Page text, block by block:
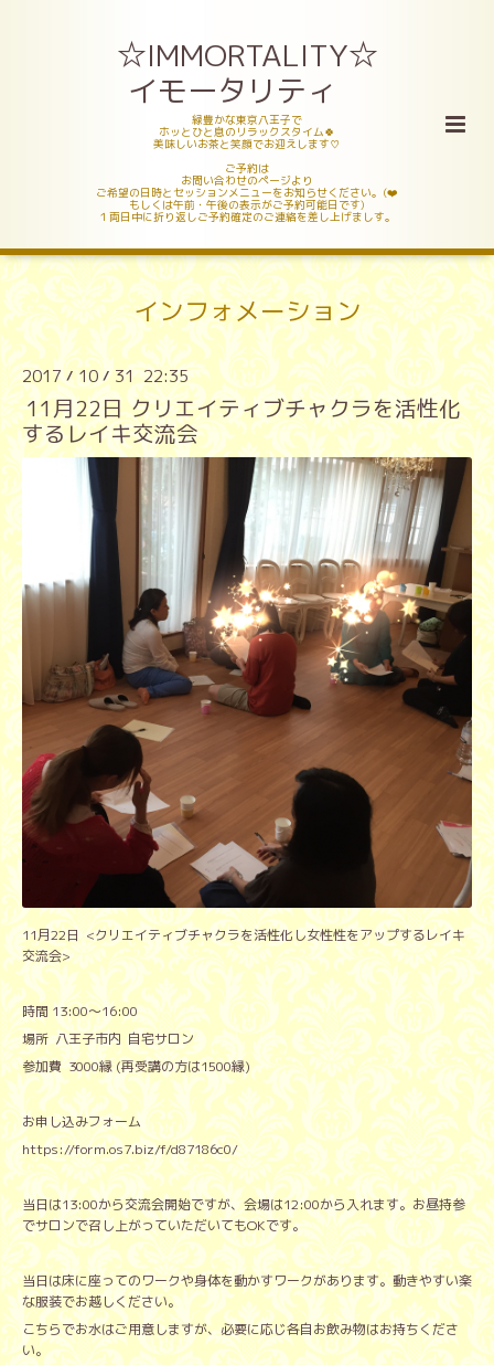
☆IMMORTALITY☆
イモータリティ
緑豊かな東京八王子で
ホッとひと息のリラックスタイム🍀
美味しいお茶と笑顔でお迎えします♡
ご予約は
お問い合わせのページより
ご希望の日時とセッションメニューをお知らせください。(❤️
もしくは午前・午後の表示がご予約可能日です)
１両日中に折り返しご予約確定のご連絡を差し上げましす。
インフォメーション
2017 /10 /31 22:35
11月22日 クリエイティブチャクラを活性化
するレイキ交流会
11月22日 <クリエイティブチャクラを活性化し女性性をアップするレイキ
交流会>
時間 13:00〜16:00
場所 八王子市内 自宅サロン
参加費 3000縁 (再受講の方は1500縁)
お申し込みフォーム
https://form.os7.biz/f/d87186c0/
当日は13:00から交流会開始ですが、会場は12:00から入れます。お昼持参
でサロンで召し上がっていただいてもOKです。
当日は床に座ってのワークや身体を動かすワークがあります。動きやすい楽
な服装でお越しください。
こちらでお水はご用意しますが、必要に応じ各自お飲み物はお持ちくださ
い。